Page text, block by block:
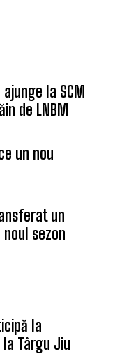
la SCM
de LNBM
un nou
un
sezon
la
Târgu Jiu